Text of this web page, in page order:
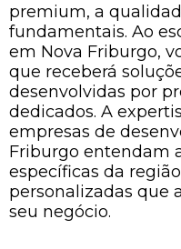
premium, a
fundamentais. Ao
em Nova Friburgo,
que receberá
desenvolvidas por
dedicados. A
empresas de
Friburgo entendam
específicas da
personalizadas que
seu negócio.